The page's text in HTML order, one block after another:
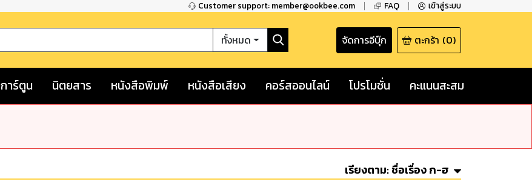
Customer support: member@ookbee.com FAQ เข้าสู่ระบบ
ทั้งหมด จัดการอีบุ๊ก ตะกร้า (0)
การ์ตูน นิตยสาร หนังสือพิมพ์ หนังสือเสียง คอร์สออนไลน์ โปรโมชั่น คะแนนสะสม
เรียงตาม:ชื่อเรื่อง ก-ฮ